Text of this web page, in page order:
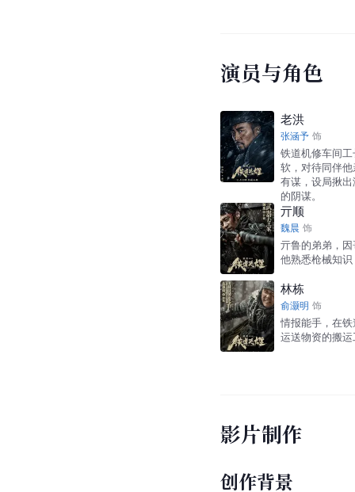
演员与角色
老洪
张涵予 饰
铁道机修车间
软，对待同伴
有谋，设局揪
的阴谋。
亓顺
魏晨 饰
亓鲁的弟弟，
他熟悉枪械知
林栋
俞灏明 饰
情报能手，在
运送物资的搬
影片制作
创作背景